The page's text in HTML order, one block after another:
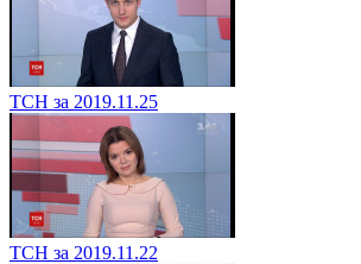
ТСН за 2019.11.25
ТСН за 2019.11.22